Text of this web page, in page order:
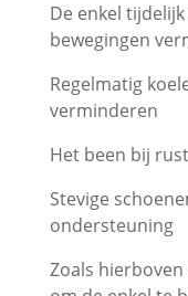
De enkel
bewegingen
Regelmatig
verminderen
Het been bij
Stevige
ondersteuning
Zoals